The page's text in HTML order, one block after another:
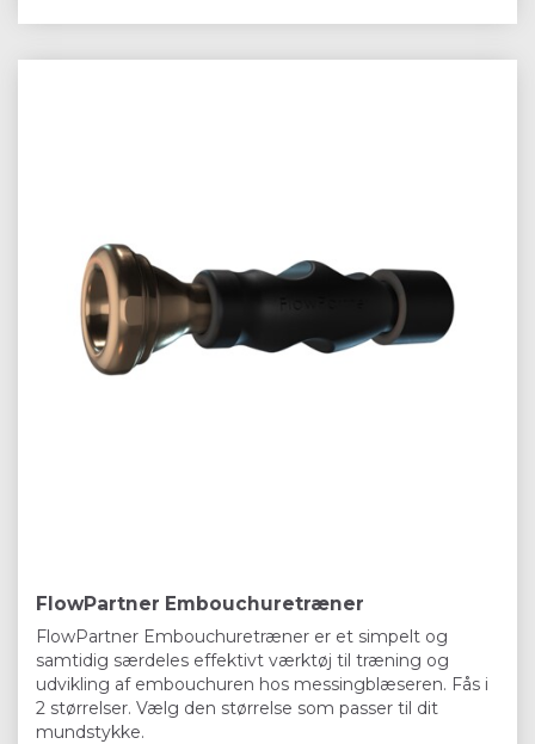
FlowPartner Embouchuretræner
FlowPartner Embouchuretræner er et simpelt og
samtidig særdeles effektivt værktøj til træning og
udvikling af embouchuren hos messingblæseren. Fås i
2 størrelser. Vælg den størrelse som passer til dit
mundstykke.